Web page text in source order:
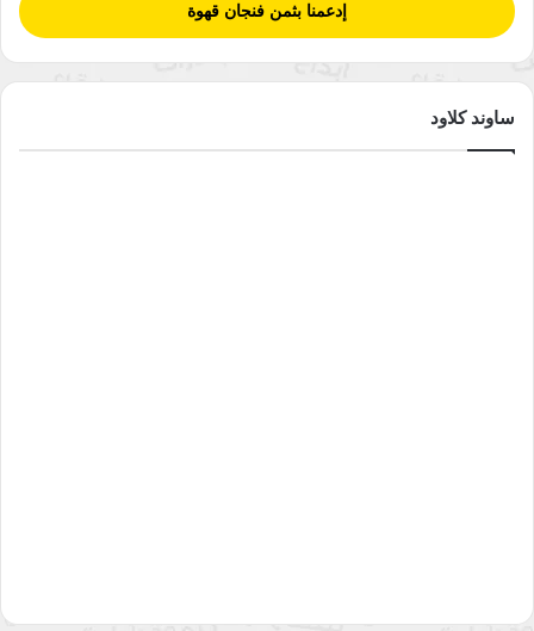
إدعمنا بثمن فنجان قهوة
ساوند كلاود